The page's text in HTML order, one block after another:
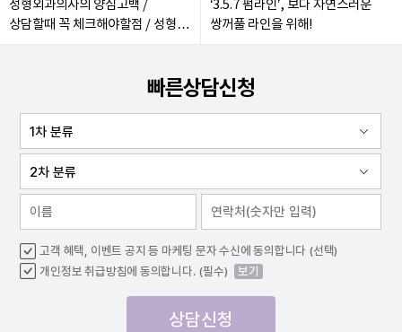
성형외과의사의 양심고백 /
상담할때 꼭 체크해야할점 / 성형을
‘3.5.7 펌라인’, 보다 자연스러운
쌍꺼풀 라인을 위해!
빠른상담신청
고객 혜택, 이벤트 공지 등 마케팅 문자 수신에 동의합니다 (선택)
개인정보 취급방침에 동의합니다. (필수)
보기
상담신청